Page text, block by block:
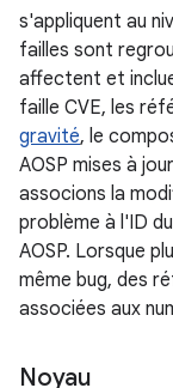
s'appliquent au
failles sont
affectent et
faille CVE, les
gravité, le
AOSP mises à
associons la
problème à l'ID
AOSP. Lorsque
même bug, des
associées aux
Noyau